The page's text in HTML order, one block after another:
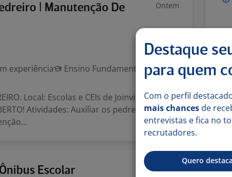
| Manutenção De
Ontem
experiência
Ensino Fundamental (1º grau)
Local: Escolas e CEIs de Joinville / SC. +
Atividades: Auxiliar os pedreiros em
Escolar
Destaque
para quem
Com o perfil
mais chances de
entrevistas e fica no
recrutadores.
Quero